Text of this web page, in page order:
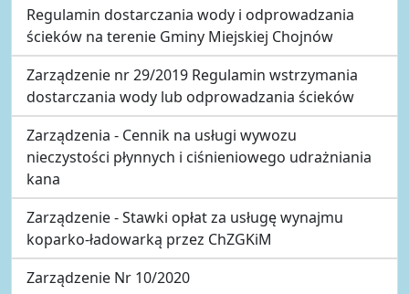
Regulamin dostarczania wody i odprowadzania
ścieków na terenie Gminy Miejskiej Chojnów
Zarządzenie nr 29/2019 Regulamin wstrzymania
dostarczania wody lub odprowadzania ścieków
Zarządzenia - Cennik na usługi wywozu
nieczystości płynnych i ciśnieniowego udrażniania
kana
Zarządzenie - Stawki opłat za usługę wynajmu
koparko-ładowarką przez ChZGKiM
Zarządzenie Nr 10/2020